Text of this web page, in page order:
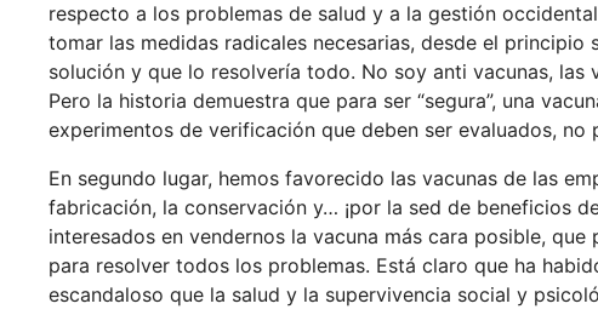
respecto a los problemas de salud y a la gestión
tomar las medidas radicales necesarias, desde el
solución y que lo resolvería todo. No soy anti vacunas, las
Pero la historia demuestra que para ser “segura”, una
experimentos de verificación que deben ser evaluados,
En segundo lugar, hemos favorecido las vacunas de las
fabricación, la conservación y… ¡por la sed de beneficios
interesados en vendernos la vacuna más cara posible,
para resolver todos los problemas. Está claro que ha
escandaloso que la salud y la supervivencia social y